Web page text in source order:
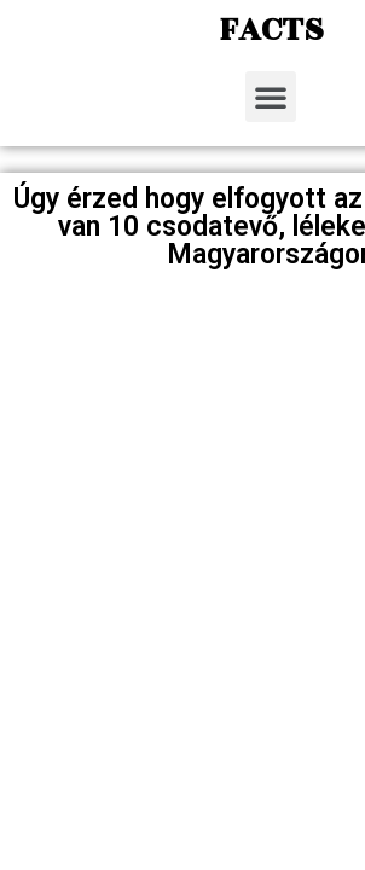
FACTS
Úgy érzed hogy elfogyott
van 10 csodatevő,